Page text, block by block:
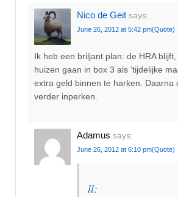
Nico de Geit says:
June 26, 2012 at 5:42 pm(Quote)
Ik heb een briljant plan: de HRA
huizen gaan in box 3 als ‘tijdelijke
extra geld binnen te harken. Daarna
verder inperken.
Adamus says:
June 26, 2012 at 6:10 pm(Quote)
ll: